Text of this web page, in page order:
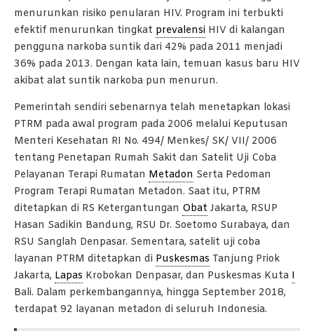
menurunkan risiko penularan HIV. Program ini terbukti
efektif menurunkan tingkat prevalensi HIV di kalangan
pengguna narkoba suntik dari 42% pada 2011 menjadi
36% pada 2013. Dengan kata lain, temuan kasus baru HIV
akibat alat suntik narkoba pun menurun.
Pemerintah sendiri sebenarnya telah menetapkan lokasi
PTRM pada awal program pada 2006 melalui Keputusan
Menteri Kesehatan RI No. 494/ Menkes/ SK/ VII/ 2006
tentang Penetapan Rumah Sakit dan Satelit Uji Coba
Pelayanan Terapi Rumatan Metadon Serta Pedoman
Program Terapi Rumatan Metadon. Saat itu, PTRM
ditetapkan di RS Ketergantungan Obat Jakarta, RSUP
Hasan Sadikin Bandung, RSU Dr. Soetomo Surabaya, dan
RSU Sanglah Denpasar. Sementara, satelit uji coba
layanan PTRM ditetapkan di Puskesmas Tanjung Priok
Jakarta, Lapas Krobokan Denpasar, dan Puskesmas Kuta I
Bali. Dalam perkembangannya, hingga September 2018,
terdapat 92 layanan metadon di seluruh Indonesia.